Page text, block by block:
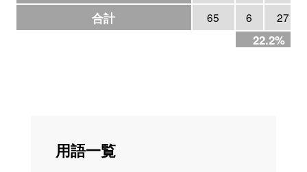
合計 65 6 27
22.2%
用語一覧